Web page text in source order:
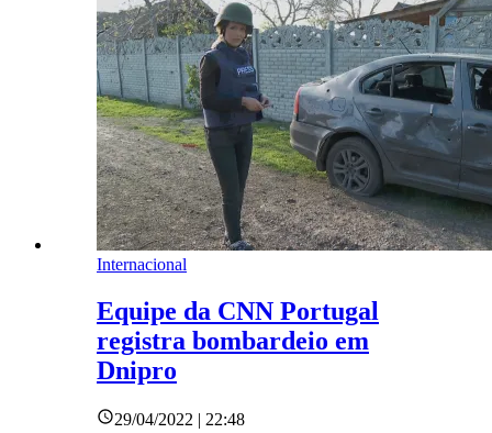
Internacional
Equipe da CNN Portugal
registra bombardeio em
Dnipro
29/04/2022 | 22:48